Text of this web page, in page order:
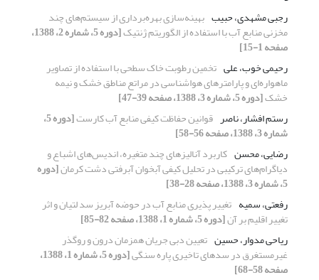
رجبی مشهدی، حبیب بهینه‌‍‍‌‌سازی بهره‌برداری از سیستم‌های چند
مخزنی منابع آب با استفاده از الگوریتم ژنتیک [دوره 5، شماره 2، 1388،
صفحه 1-15]
رحیمی خوب، علی تخمین رطوبت خاک سطحی با استفاده از تصاویر
ماهواره‌ای و پارامترهای هواشناسی در مراتع مناطق خشک و نیمه
خشک[دوره 5، شماره 3، 1388، صفحه 39-47]
رستم افشار، ناصر قوانین حفاظت کیفی منابع آب کارست [دوره 5،
شماره 3، 1388، صفحه 56-58]
رضایی، محسن کاربرد آنالیزهای چند متغیره، اندیس‌های اشباع و
دیاگرام‌های ترکیبی در تحلیل کیفی آبخوان آبرفتی دشت کرمان[دوره
5، شماره 3، 1388، صفحه 28-38]
رفعتی، سمیه تغییر پذیری منابع آب در حوضه آبریز سد لتیان و اثر
تغییر اقلیم بر آن[دوره 5، شماره 1، 1388، صفحه 82-85]
ریاحی مدوار، حسین تعیین دبی جریان همزمان درون و روگذر
غیرمستغرق در سدهای تاخیری پاره سنگی [دوره 5، شماره 1، 1388،
صفحه 58-68]